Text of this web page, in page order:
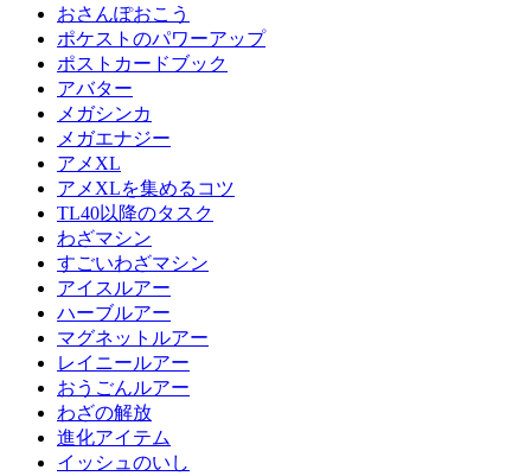
おさんぽおこう
ポケストのパワーアップ
ポストカードブック
アバター
メガシンカ
メガエナジー
アメXL
アメXLを集めるコツ
TL40以降のタスク
わざマシン
すごいわざマシン
アイスルアー
ハーブルアー
マグネットルアー
レイニールアー
おうごんルアー
わざの解放
進化アイテム
イッシュのいし